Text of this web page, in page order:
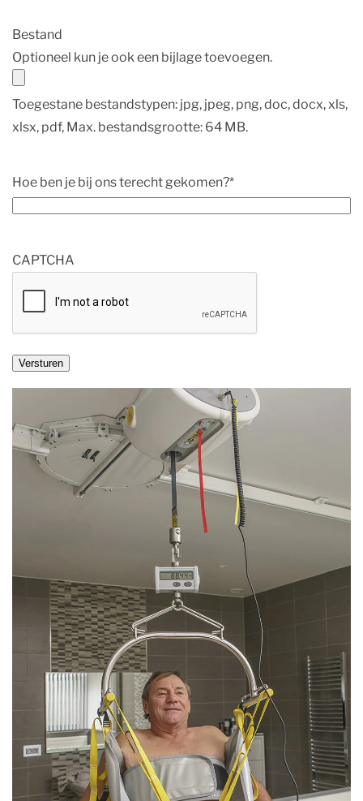
Bestand
Optioneel kun je ook een bijlage toevoegen.
Toegestane bestandstypen: jpg, jpeg, png, doc, docx, xls,
xlsx, pdf, Max. bestandsgrootte: 64 MB.
Hoe ben je bij ons terecht gekomen?*
CAPTCHA